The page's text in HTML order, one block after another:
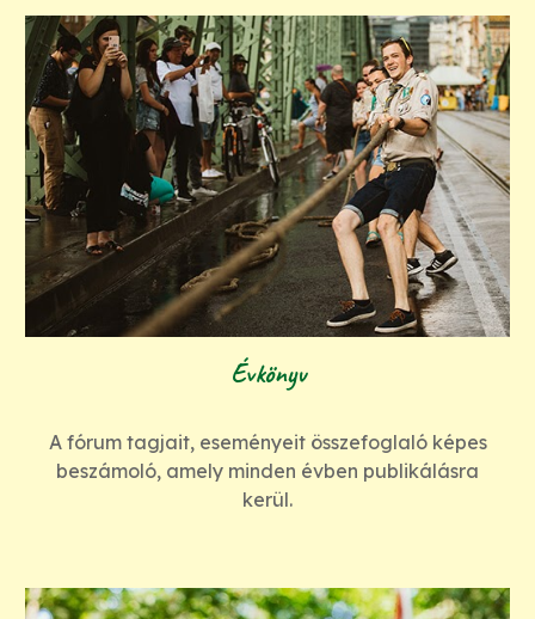
Évkönyv
A fórum tagjait, eseményeit összefoglaló képes
beszámoló, amely minden évben publikálásra
kerül.